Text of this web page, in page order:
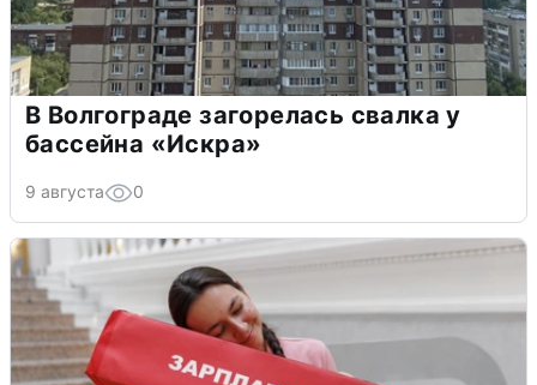
В Волгограде загорелась свалка у
бассейна «Искра»
9 августа 0